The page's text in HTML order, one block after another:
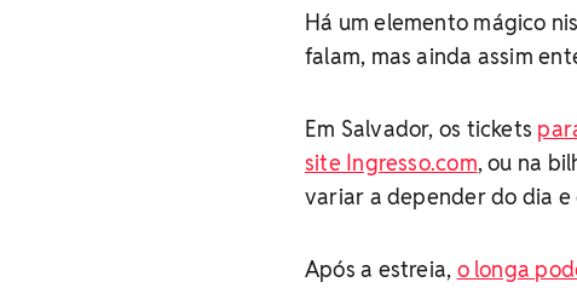
Há um elemento mágico
falam, mas ainda assim
Em Salvador, os tickets
site Ingresso.com, ou na
variar a depender do dia e
Após a estreia, o longa